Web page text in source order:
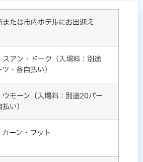
または市内ホテルにお出迎え
スアン・ドーク（入場料：別途
・各自払い）
ウモーン（入場料：別途20バー
い）
ーン・ワット